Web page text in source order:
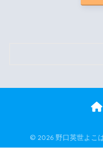
© 2026 野口英世よこ